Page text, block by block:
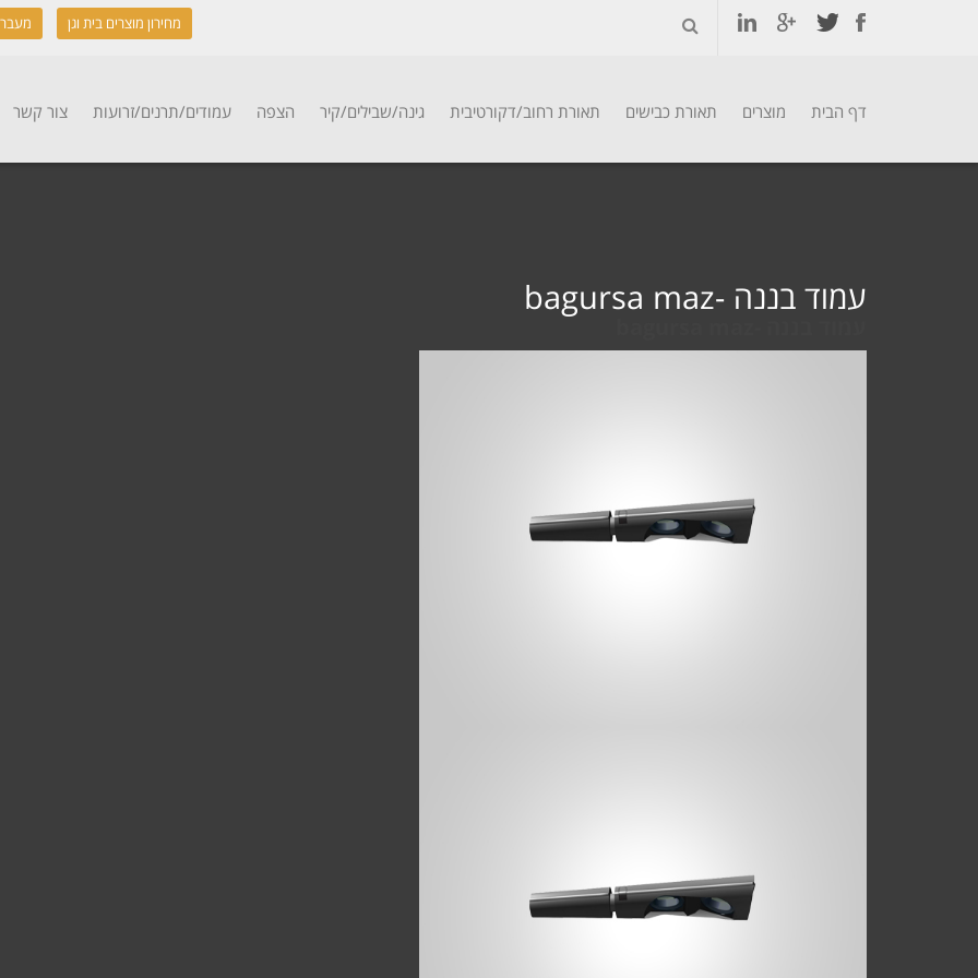
מחירון מוצרים בית וגן
דף הבית מוצרים תאורת כבישים תאורת רחוב/דקורטיבית גינה/שבילים/קיר הצפה עמודים/תרנים/זרועות צור קשר
עמוד בננה -bagursa maz